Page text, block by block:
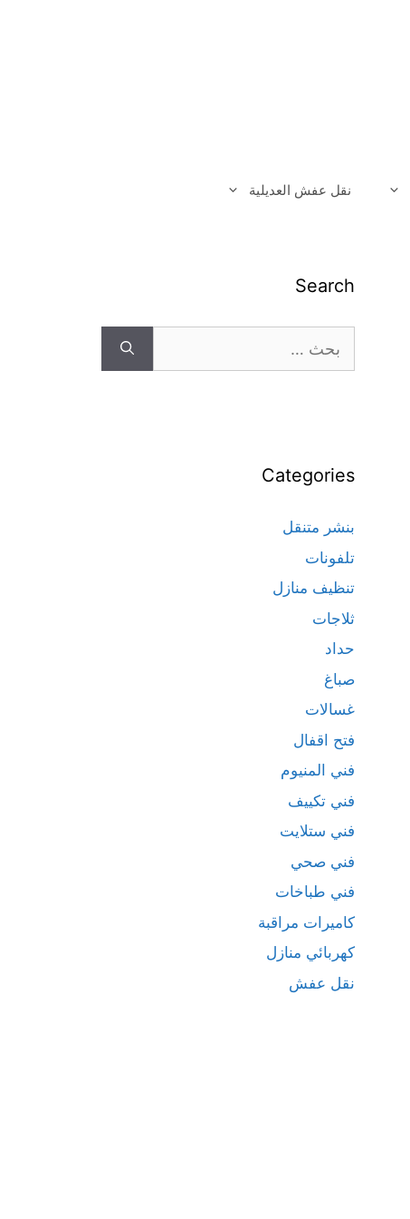
نقل عفش العديلية
Search
Categories
بنشر متنقل
تلفونات
تنظيف منازل
ثلاجات
حداد
صباغ
غسالات
فتح اقفال
فني المنيوم
فني تكييف
فني ستلايت
فني صحي
فني طباخات
كاميرات مراقبة
كهربائي منازل
نقل عفش